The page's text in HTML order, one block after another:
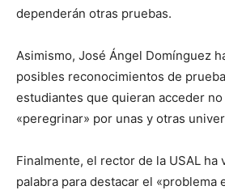
dependerán otras pruebas.
Asimismo, José Ángel Domínguez
posibles reconocimientos de
estudiantes que quieran acceder
«peregrinar» por unas y otras
Finalmente, el rector de la USAL ha
palabra para destacar el «problema